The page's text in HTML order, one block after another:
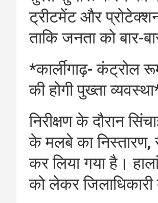
ट्रीटमेंट और
ताकि जनता को बार-
*कार्लीगाढ़- कंट्रोल
की होगी पुख्ता
निरीक्षण के दौरान
के मलबे का
कर लिया गया है।
को लेकर